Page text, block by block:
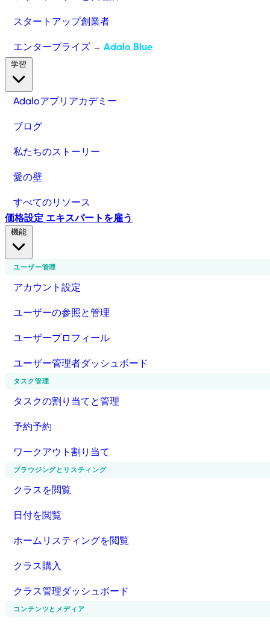
スタートアップ創業者
エンタープライズ → Adalo Blue
Adaloアプリアカデミー
ブログ
私たちのストーリー
愛の壁
すべてのリソース
価格設定 エキスパートを雇う
ユーザー管理
アカウント設定
ユーザーの参照と管理
ユーザープロフィール
ユーザー管理者ダッシュボード
タスク管理
タスクの割り当てと管理
予約予約
ワークアウト割り当て
ブラウジングとリスティング
クラスを閲覧
日付を閲覧
ホームリスティングを閲覧
クラス購入
クラス管理ダッシュボード
コンテンツとメディア